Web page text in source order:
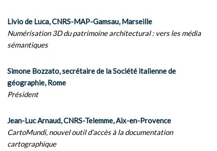
Livio de Luca, CNRS-MAP-Gamsau, Marseille
Numérisation 3D du patrimoine architectural : vers les média
sémantiques
Simone Bozzato, secrétaire de la Société italienne de
géographie, Rome
Président
Jean-Luc Arnaud, CNRS-Telemme, Aix-en-Provence
CartoMundi, nouvel outil d’accès à la documentation
cartographique